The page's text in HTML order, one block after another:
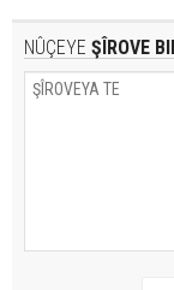
NÛÇEYE ŞÎROVE